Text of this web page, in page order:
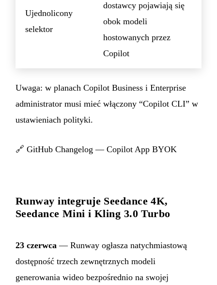
Ujednolicony
selektor
dostawcy pojawiają się
obok modeli
hostowanych przez
Copilot
Uwaga: w planach Copilot Business i Enterprise
administrator musi mieć włączony “Copilot CLI” w
ustawieniach polityki.
🔗 GitHub Changelog — Copilot App BYOK
Runway integruje Seedance 4K,
Seedance Mini i Kling 3.0 Turbo
23 czerwca — Runway ogłasza natychmiastową
dostępność trzech zewnętrznych modeli
generowania wideo bezpośrednio na swojej